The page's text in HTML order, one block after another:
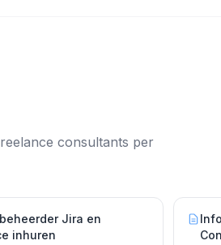
consultants per
Jira en
inhuren